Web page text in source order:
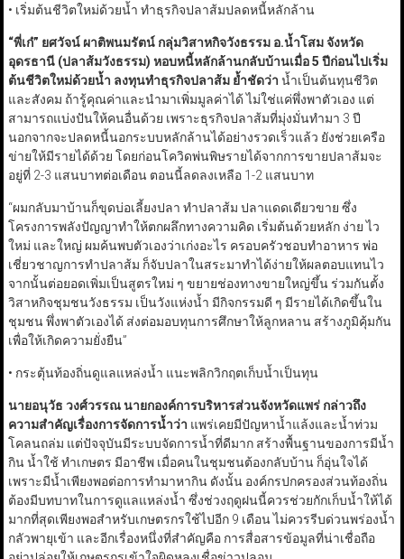
• เริ่มต้นชีวิตใหม่ด้วยน้ำ ทำธุรกิจปลาส้มปลดหนี้หลักล้าน
“พี่เก๋” ยศวัจน์ ผาติพนมรัตน์ กลุ่มวิสาหกิจวังธรรม อ.น้ำโสม จังหวัด
อุดรธานี (ปลาส้มวังธรรม) หอบหนี้หลักล้านกลับบ้านเมื่อ 5 ปีก่อนไปเริ่ม
ต้นชีวิตใหม่ด้วยน้ำ ลงทุนทำธุรกิจปลาส้ม ย้ำชัดว่า น้ำเป็นต้นทุนชีวิต
และสังคม ถ้ารู้คุณค่าและนำมาเพิ่มมูลค่าได้ ไม่ใช่แค่พึ่งพาตัวเอง แต่
สามารถแบ่งปันให้คนอื่นด้วย เพราะธุรกิจปลาส้มที่มุ่งมั่นทำมา 3 ปี
นอกจากจะปลดหนี้นอกระบบหลักล้านได้อย่างรวดเร็วแล้ว ยังช่วยเครือ
ข่ายให้มีรายได้ด้วย โดยก่อนโควิดพ่นพิษรายได้จากการขายปลาส้มจะ
อยู่ที่ 2-3 แสนบาทต่อเดือน ตอนนี้ลดลงเหลือ 1-2 แสนบาท
“ผมกลับมาบ้านก็ขุดบ่อเลี้ยงปลา ทำปลาส้ม ปลาแดดเดียวขาย ซึ่ง
โครงการพลังปัญญาทำให้ตกผลึกทางความคิด เริ่มต้นด้วยหลัก ง่าย ไว
ใหม่ และใหญ่ ผมค้นพบตัวเองว่าเก่งอะไร ครอบครัวชอบทำอาหาร พ่อ
เชี่ยวชาญการทำปลาส้ม ก็จับปลาในสระมาทำได้ง่ายให้ผลตอบแทนไว
จากนั้นต่อยอดเพิ่มเป็นสูตรใหม่ ๆ ขยายช่องทางขายใหญ่ขึ้น ร่วมกันตั้ง
วิสาหกิจชุมชนวังธรรม เป็นวังแห่งน้ำ มีกิจกรรมดี ๆ มีรายได้เกิดขึ้นใน
ชุมชน พึ่งพาตัวเองได้ ส่งต่อมอบทุนการศึกษาให้ลูกหลาน สร้างภูมิคุ้มกัน
เพื่อให้เกิดความยั่งยืน”
• กระตุ้นท้องถิ่นดูแลแหล่งน้ำ แนะพลิกวิกฤตเก็บน้ำเป็นทุน
นายอนุวัธ วงศ์วรรณ นายกองค์การบริหารส่วนจังหวัดแพร่ กล่าวถึง
ความสำคัญเรื่องการจัดการน้ำว่า แพร่เคยมีปัญหาน้ำแล้งและน้ำท่วม
โคลนถล่ม แต่ปัจจุบันมีระบบจัดการน้ำที่ดีมาก สร้างพื้นฐานของการมีน้ำ
กิน น้ำใช้ ทำเกษตร มีอาชีพ เมื่อคนในชุมชนต้องกลับบ้าน ก็อุ่นใจได้
เพราะมีน้ำเพียงพอต่อการทำมาหากิน ดังนั้น องค์กรปกครองส่วนท้องถิ่น
ต้องมีบทบาทในการดูแลแหล่งน้ำ ซึ่งช่วงฤดูฝนนี้ควรช่วยกักเก็บน้ำให้ได้
มากที่สุดเพียงพอสำหรับเกษตรกรใช้ไปอีก 9 เดือน ไม่ควรรีบด่วนพร่องน้ำ
กลัวพายุเข้า และอีกเรื่องหนึ่งที่สำคัญคือ การสื่อสารข้อมูลที่น่าเชื่อถือ